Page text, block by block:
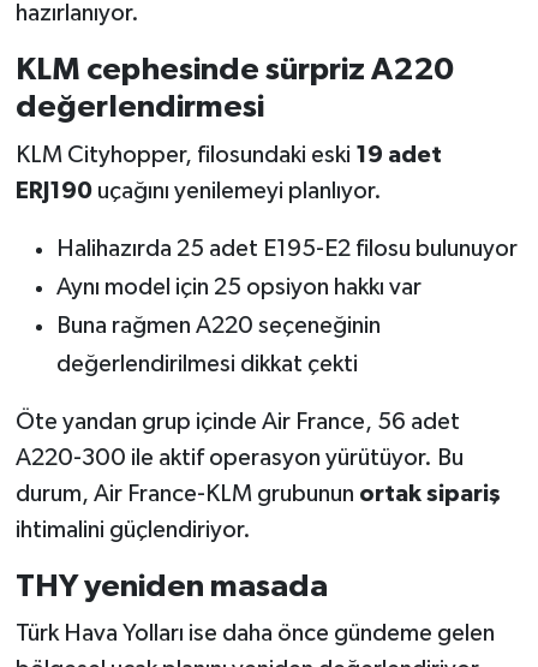
hazırlanıyor.
KLM cephesinde sürpriz A220
değerlendirmesi
KLM Cityhopper, filosundaki eski 19 adet
ERJ190uçağını yenilemeyi planlıyor.
Halihazırda 25 adet E195-E2 filosu bulunuyor
Aynı model için 25 opsiyon hakkı var
Buna rağmen A220 seçeneğinin
değerlendirilmesi dikkat çekti
Öte yandan grup içinde Air France, 56 adet
A220-300 ile aktif operasyon yürütüyor. Bu
durum, Air France-KLM grubunun ortak sipariş
ihtimalini güçlendiriyor.
THY yeniden masada
Türk Hava Yolları ise daha önce gündeme gelen